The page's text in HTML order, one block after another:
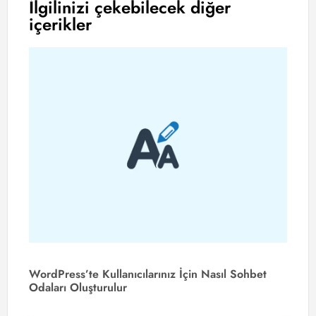
İlgilinizi çekebilecek diğer
içerikler
WordPress’te Kullanıcılarınız İçin Nasıl Sohbet
Odaları Oluşturulur